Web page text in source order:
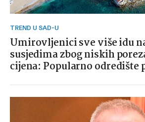
TREND U SAD-U
Umirovljenici sve više idu
susjedima zbog niskih
cijena: Popularno odredište